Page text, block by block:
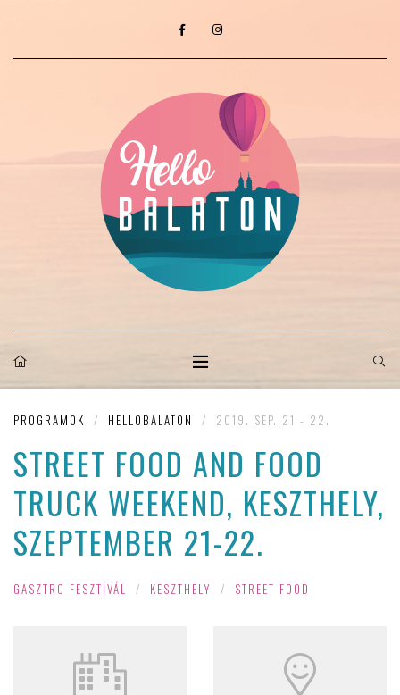
PROGRAMOK / HELLOBALATON / 2019. SEP. 21 - 22.
STREET FOOD AND FOOD
TRUCK WEEKEND, KESZTHELY,
SZEPTEMBER 21-22.
GASZTRO FESZTIVÁL / KESZTHELY / STREET FOOD